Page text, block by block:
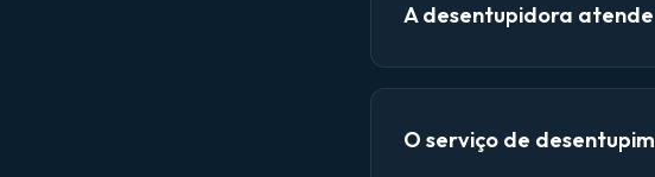
A desentupidora
O serviço de